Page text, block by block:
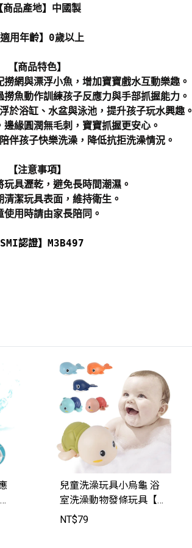
商品產地】中國製
適用年齡】0歲以上
【商品特色】
網與漂浮小魚，增加寶寶戲水互動樂趣。
魚動作訓練孩子反應力與手部抓握能力。
於浴缸、水盆與泳池，提升孩子玩水興趣。
緣圓潤無毛刺，寶寶抓握更安心。
伴孩子快樂洗澡，降低抗拒洗澡情況。
【注意事項】
具瀝乾，避免長時間潮濕。
潔玩具表面，維持衛生。
用時請由家長陪同。
認證】M3B497
兒童洗澡玩具小烏龜 浴
室洗澡動物發條玩具【K
ON1781】JoyBaby
NT$79